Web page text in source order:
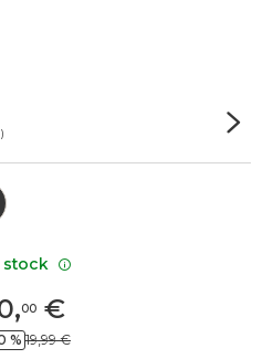
( + 2 couleurs disponibles )
,00€
% 19,99 €